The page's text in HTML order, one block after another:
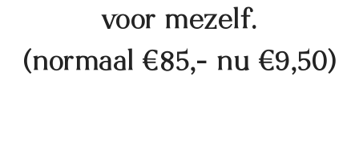
voor mezelf.
(normaal €85,- nu €9,50)